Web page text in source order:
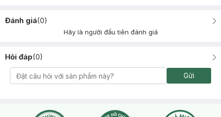
Đánh giá(0)
Hãy là người đầu tiên đánh giá
Hỏi đáp(0)
Gửi